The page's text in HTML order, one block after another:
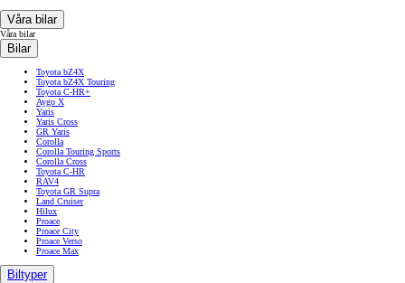
Våra bilar
Våra bilar
Bilar
Toyota bZ4X
Toyota bZ4X Touring
Toyota C-HR+
Aygo X
Yaris
Yaris Cross
GR Yaris
Corolla
Corolla Touring Sports
Corolla Cross
Toyota C-HR
RAV4
Toyota GR Supra
Land Cruiser
Hilux
Proace
Proace City
Proace Verso
Proace Max
Biltyper